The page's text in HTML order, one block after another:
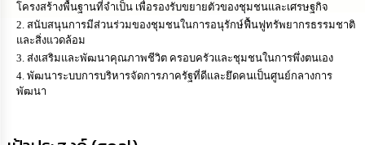
การ
ดำเนิน
การ
เพื่อ
ป้องกัน
การ
โครงสร้างพื้นฐานที่จำเป็น เพื่อรองรับขยายตัวของชุมชนและเศรษฐกิจ
สนับสนุนการมีส่วนร่วมของชุมชนในการอนุรักษ์ฟื้นฟูทรัพยากรธรรมชาติ
และสิ่งแวดล้อม
ส่งเสริมและพัฒนาคุณภาพชีวิต ครอบครัวและชุมชนในการพึ่งตนเอง
พัฒนาระบบการบริหารจัดการภาครัฐที่ดีและยึดคนเป็นศูนย์กลางการ
พัฒนา